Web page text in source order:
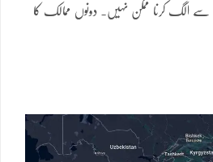
الگ کرنا ممکن نہیں۔ دونوں ممالک کا